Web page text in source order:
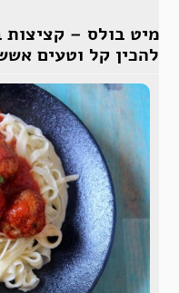
מיט בולס – קציצות
להכין קל וטעים